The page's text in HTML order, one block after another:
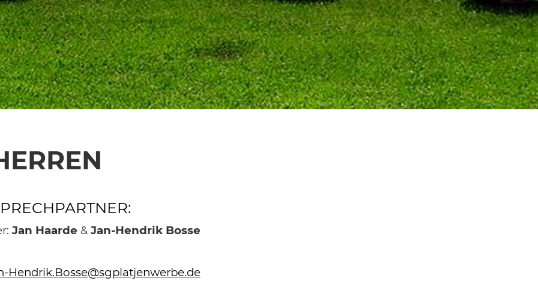
Jan Haarde & Jan-Hendrik Bosse
Hendrik.Bosse@sgplatjenwerbe.de